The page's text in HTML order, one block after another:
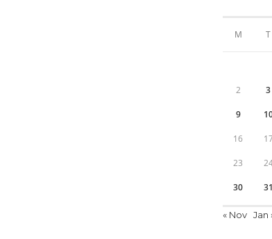
M T
2 3
9
16
23
30 31
« Nov Jan